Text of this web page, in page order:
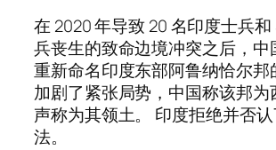
在 2020 年导致 20 名印度士兵
兵丧生的致命边境冲突之后，中
重新命名印度东部阿鲁纳恰尔邦
加剧了紧张局势，中国称该邦为
声称为其领土。 印度拒绝并否
法。